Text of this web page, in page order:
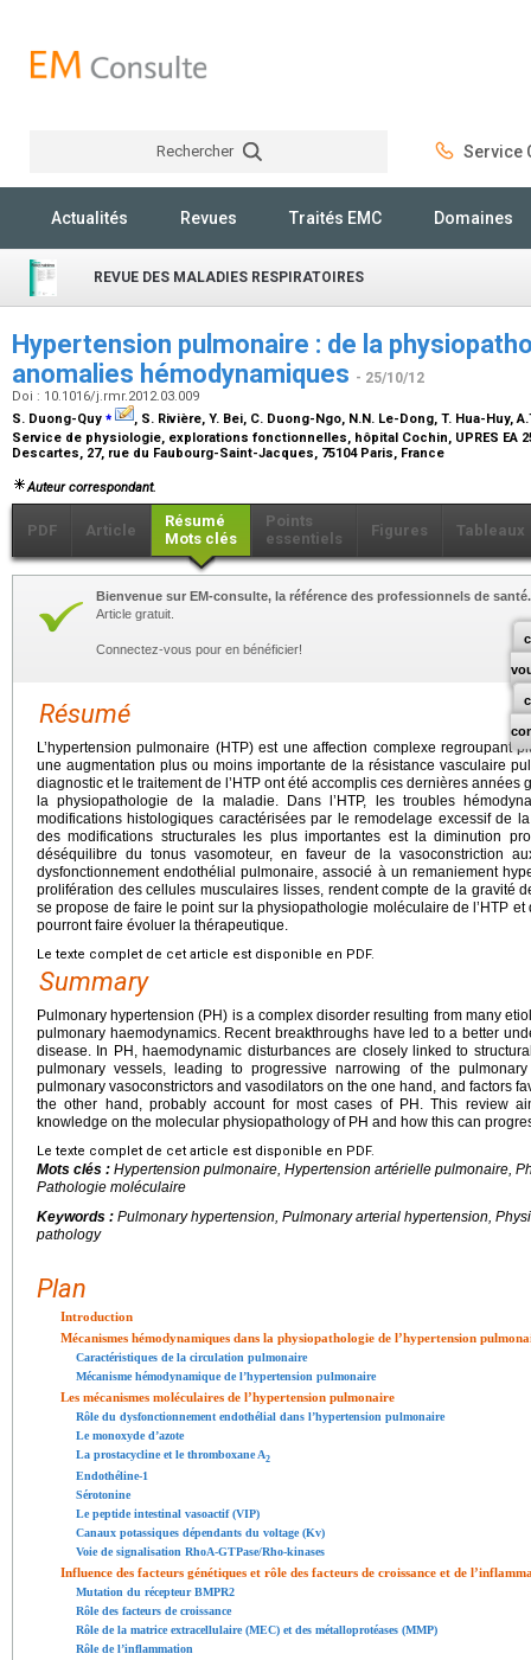
Rechercher Service
Actualités Revues Traités EMC Domaines
REVUE DES MALADIES RESPIRATOIRES
Hypertension pulmonaire : de la
anomalies hémodynamiques - 25/10/12
Doi : 10.1016/j.rmr.2012.03.009
S. Duong-Quy ⁎
, S. Rivière, Y. Bei, C. Duong-Ngo, N.N. Le-Dong, T. Hua-Huy,
Service de physiologie, explorations fonctionnelles, hôpital Cochin, UPRES EA
Descartes, 27, rue du Faubourg-Saint-Jacques, 75104 Paris, France
Auteur correspondant.
PDF Article
Résumé
Mots clés
Points
essentiels
Figures Tableaux
Bienvenue sur EM-consulte, la référence des professionnels de santé.
Article gratuit.
Connectez-vous pour en bénéficier!
Résumé
L’hypertension pulmonaire (HTP) est une affection complexe regroupant
une augmentation plus ou moins importante de la résistance vasculaire
diagnostic et le traitement de l’HTP ont été accomplis ces dernières
la physiopathologie de la maladie. Dans l’HTP, les troubles
modifications histologiques caractérisées par le remodelage excessif de
des modifications structurales les plus importantes est la diminution
déséquilibre du tonus vasomoteur, en faveur de la vasoconstriction
dysfonctionnement endothélial pulmonaire, associé à un remaniement
prolifération des cellules musculaires lisses, rendent compte de la gravité
se propose de faire le point sur la physiopathologie moléculaire de l’HTP
pourront faire évoluer la thérapeutique.
Le texte complet de cet article est disponible en PDF.
Summary
Pulmonary hypertension (PH) is a complex disorder resulting from many
pulmonary haemodynamics. Recent breakthroughs have led to a better
disease. In PH, haemodynamic disturbances are closely linked to
pulmonary vessels, leading to progressive narrowing of the
pulmonary vasoconstrictors and vasodilators on the one hand, and factors
the other hand, probably account for most cases of PH. This review
knowledge on the molecular physiopathology of PH and how this can
Le texte complet de cet article est disponible en PDF.
Mots clés : Hypertension pulmonaire, Hypertension artérielle pulmonaire,
Pathologie moléculaire
Keywords : Pulmonary hypertension, Pulmonary arterial hypertension,
pathology
Plan
Introduction
Mécanismes hémodynamiques dans la physiopathologie de l’hypertension
Caractéristiques de la circulation pulmonaire
Mécanisme hémodynamique de l’hypertension pulmonaire
Les mécanismes moléculaires de l’hypertension pulmonaire
Rôle du dysfonctionnement endothélial dans l’hypertension pulmonaire
Le monoxyde d’azote
La prostacycline et le thromboxane A2
Endothéline-1
Sérotonine
Le peptide intestinal vasoactif (VIP)
Canaux potassiques dépendants du voltage (Kv)
Voie de signalisation RhoA-GTPase/Rho-kinases
Influence des facteurs génétiques et rôle des facteurs de croissance et de
Mutation du récepteur BMPR2
Rôle des facteurs de croissance
Rôle de la matrice extracellulaire (MEC) et des métalloprotéases (MMP)
Rôle de l’inflammation